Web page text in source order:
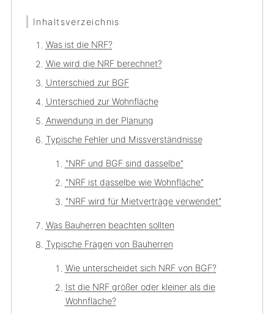
Inhaltsverzeichnis
Was ist die NRF?
Wie wird die NRF berechnet?
Unterschied zur BGF
Unterschied zur Wohnfläche
Anwendung in der Planung
Typische Fehler und Missverständnisse
"NRF und BGF sind dasselbe"
"NRF ist dasselbe wie Wohnfläche"
"NRF wird für Mietverträge verwendet"
Was Bauherren beachten sollten
Typische Fragen von Bauherren
Wie unterscheidet sich NRF von BGF?
Ist die NRF größer oder kleiner als die
Wohnfläche?